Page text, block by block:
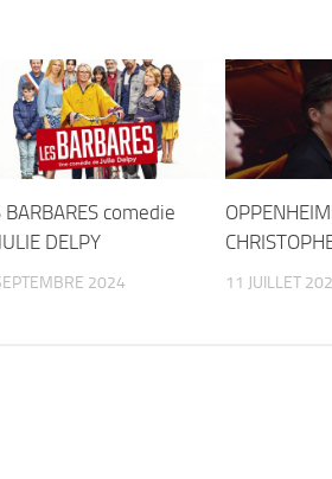
BARBARES comedie
DELPY
2024 11 JUILLET